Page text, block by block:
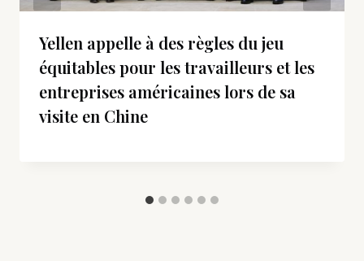
Yellen appelle à des règles du jeu
équitables pour les travailleurs et les
entreprises américaines lors de sa
visite en Chine